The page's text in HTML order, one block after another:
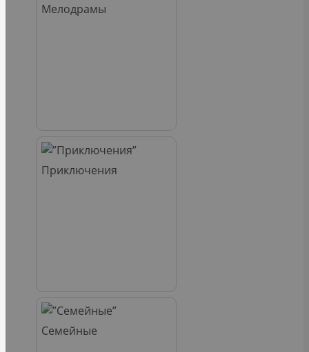
Мелодрамы
Приключения
Семейные